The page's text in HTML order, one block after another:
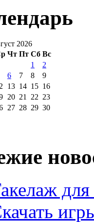
2026
Чт Пт Сб Вс
1
2
6 7 8
9
13 14 15 16
20 21 22 23
27 28 29 30